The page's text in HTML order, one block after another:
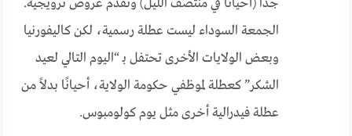
جدًا (أحيانًا في منتصف الليل) وتقدم عروض ترويجية.
الجمعة السوداء ليست عطلة رسمية، لكن كاليفورنيا
وبعض الولايات الأخرى تحتفل بـ “اليوم التالي لعيد
الشكر” كعطلة لموظفي حكومة الولاية، أحيانًا بدلاً من
عطلة فيدرالية أخرى مثل يوم كولومبوس.